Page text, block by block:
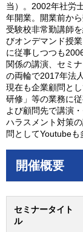
当）。2002年社労
年開業。開業前か
受験校非常勤講師
びオンデマンド授
に従事しつつも
関係の講演、セミ
の両輪で2017年法人
現在も企業顧問と
研修」等の業務に
よび顧問先で講演
ハラスメント対策
問としてYoutubeも
開催概要
セミナータイト
ル